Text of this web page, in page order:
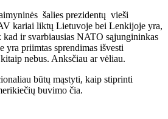
šalies prezidentų vieši
kariai liktų Lietuvoje bei Lenkijoje yra,
ir svarbiausias NATO sąjungininkas
yra priimtas sprendimas išvesti
nebus. Anksčiau ar vėliau.
būtų mąstyti, kaip stiprinti
buvimo čia.